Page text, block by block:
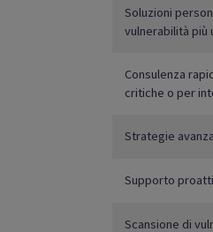
Soluzioni
vulnerabilità più
Consulenza
critiche o per
Strategie
Supporto
Scansione di